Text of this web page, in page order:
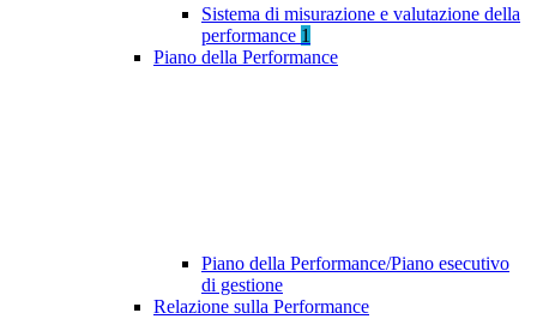
Sistema di misurazione e valutazione della
performance 1
Piano della Performance
Piano della Performance/Piano esecutivo
di gestione
Relazione sulla Performance